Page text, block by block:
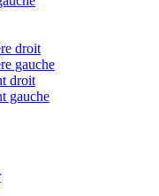
droit
gauche
droit
gauche